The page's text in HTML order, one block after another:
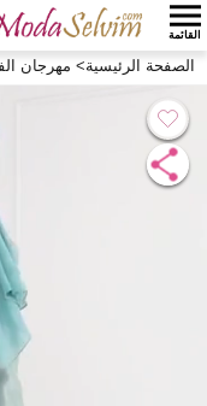
القائمة
الصفحة الرئيسية> مهرجان